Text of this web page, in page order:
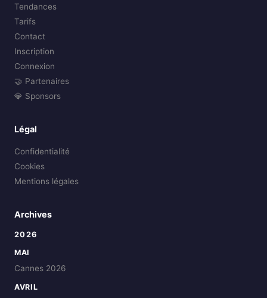
Tendances
Tarifs
Contact
Inscription
Connexion
🤝 Partenaires
💎 Sponsors
Légal
Confidentialité
Cookies
Mentions légales
Archives
2026
MAI
Cannes 2026
AVRIL